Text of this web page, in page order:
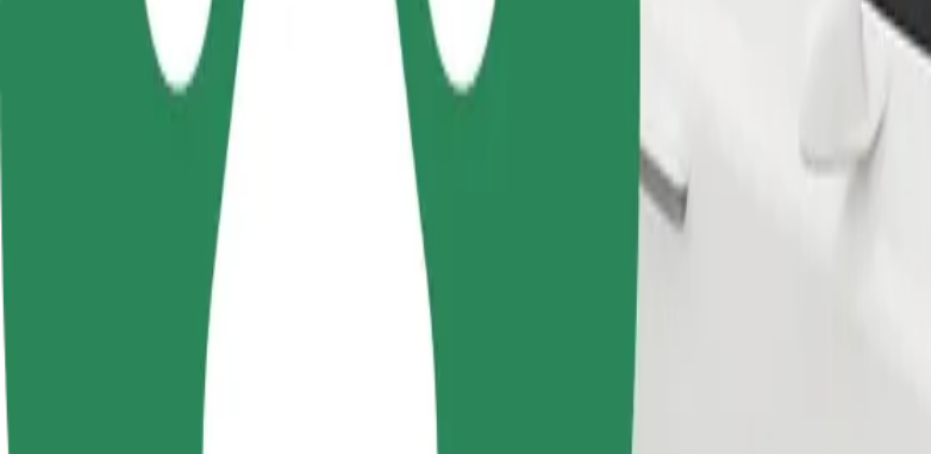
วิธีเดินทางจาก Olsztyn Główny ไปยัง Hala Urania
กำลังมองหาวิธีที่ดีที่สุดในการเดินทางจาก Olsztyn Główny ไปยัง Hala Urania อยู่ใช่ไหม มาดูบริการของเราแล
ความสะดวกสบายอยู่แค่ปลายนิ้วสัมผัส!
การเดินทางที่เชื่อถือได้ กับรถขนาดกลางสำหรับทุกวัน
เวลาเดินทางโดยประมาณ